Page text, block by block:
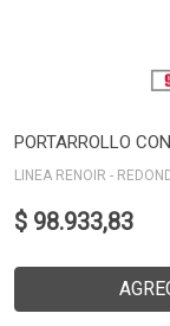
PORTARROLLO
LINEA RENOIR -
$ 98.933,83